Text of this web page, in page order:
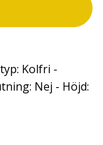
Kolfri -
Nej - Höjd: